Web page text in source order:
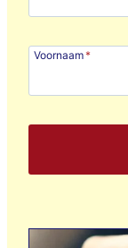
Voornaam*